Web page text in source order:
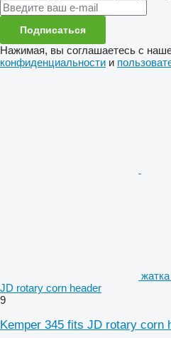
Подписаться
Нажимая, вы соглашаетесь с
конфиденциальности и
JD rotary corn header
9
Kemper 345 fits JD rotary corn